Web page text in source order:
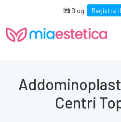
Blog Registra
Centri